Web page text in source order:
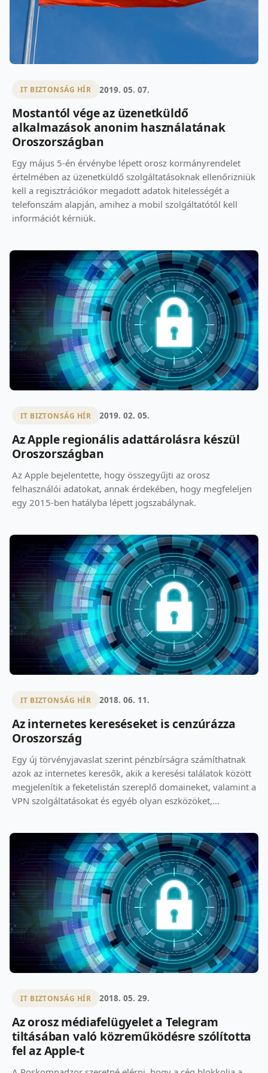
IT BIZTONSÁG HÍR 2019. 05. 07.
Mostantól vége az üzenetküldő
alkalmazások anonim használatának
Oroszországban
Egy május 5-én érvénybe lépett orosz kormányrendelet
értelmében az üzenetküldő szolgáltatásoknak ellenőrizniük
kell a regisztrációkor megadott adatok hitelességét a
telefonszám alapján, amihez a mobil szolgáltatótól kell
információt kérniük.
IT BIZTONSÁG HÍR 2019. 02. 05.
Az Apple regionális adattárolásra készül
Oroszországban
Az Apple bejelentette, hogy összegyűjti az orosz
felhasználói adatokat, annak érdekében, hogy megfeleljen
egy 2015-ben hatályba lépett jogszabálynak.
IT BIZTONSÁG HÍR 2018. 06. 11.
Az internetes kereséseket is cenzúrázza
Oroszország
Egy új törvényjavaslat szerint pénzbírságra számíthatnak
azok az internetes keresők, akik a keresési találatok között
megjelenítik a feketelistán szereplő domaineket, valamint a
VPN szolgáltatásokat és egyéb olyan eszközöket,...
IT BIZTONSÁG HÍR 2018. 05. 29.
Az orosz médiafelügyelet a Telegram
tiltásában való közreműködésre szólította
fel az Apple-t